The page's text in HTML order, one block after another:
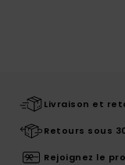
Livraison et
Retours sous
Rejoignez le